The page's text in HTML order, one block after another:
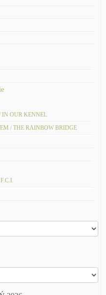
IN OUR KENNEL
/ THE RAINBOW BRIDGE